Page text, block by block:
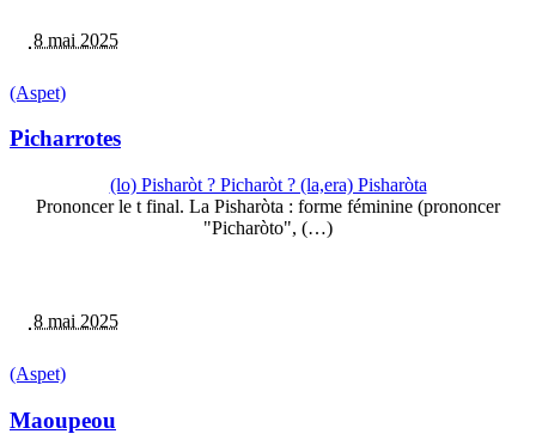
8 mai 2025
(Aspet)
Picharrotes
(lo) Pisharòt ? Picharòt ? (la,era) Pisharòta
Prononcer le t final. La Pisharòta : forme féminine (prononcer
"Picharòto", (…)
8 mai 2025
(Aspet)
Maoupeou